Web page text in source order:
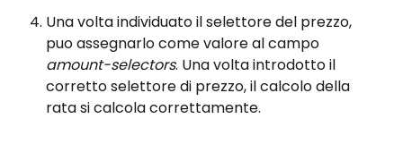
Una volta individuato il selettore del prezzo,
puo assegnarlo come valore al campo
amount-selectors. Una volta introdotto il
corretto selettore di prezzo, il calcolo della
rata si calcola correttamente.